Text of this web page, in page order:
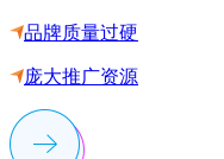
品牌质量过硬
庞大推广资源